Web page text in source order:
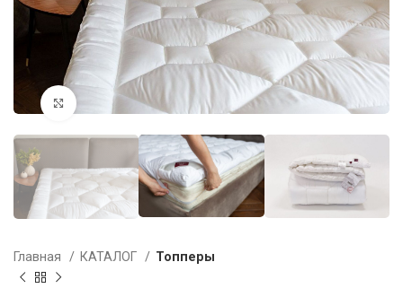
Увеличить
Главная КАТАЛОГ Топперы